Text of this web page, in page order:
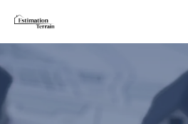
contenu